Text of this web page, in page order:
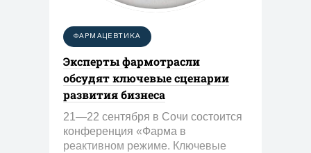
ФАРМАЦЕВТИКА
Эксперты фармотрасли
обсудят ключевые сценарии
развития бизнеса
21—22 сентября в Сочи состоится
конференция «Фарма в
реактивном режиме. Ключевые